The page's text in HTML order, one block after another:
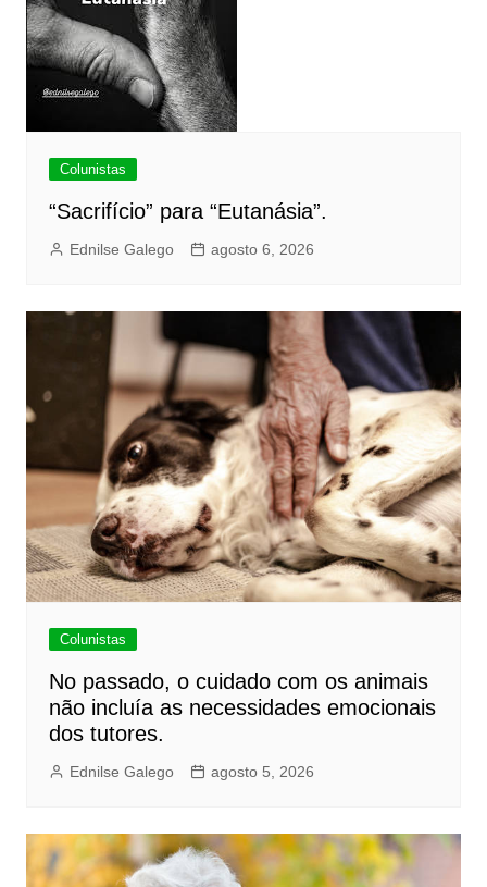
Colunistas
“Sacrifício” para “Eutanásia”.
Ednilse Galego agosto 6, 2026
Colunistas
No passado, o cuidado com os animais
não incluía as necessidades emocionais
dos tutores.
Ednilse Galego agosto 5, 2026